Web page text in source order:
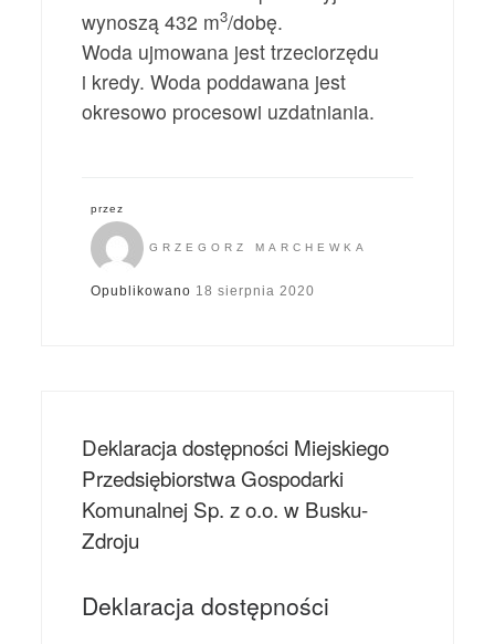
wynoszą 432 m3/dobę.
Woda ujmowana jest trzeciorzędu
i kredy. Woda poddawana jest
okresowo procesowi uzdatniania.
przez
GRZEGORZ MARCHEWKA
Opublikowano 18 sierpnia 2020
Deklaracja dostępności Miejskiego
Przedsiębiorstwa Gospodarki
Komunalnej Sp. z o.o. w Busku-
Zdroju
Deklaracja dostępności